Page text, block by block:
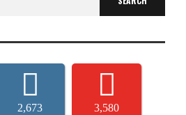
2,673 3,580